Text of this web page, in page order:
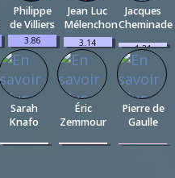
Philippe
de Villiers
3.86
%
(16)
Jean Luc
Mélenchon
3.14
%
(13)
Jacques
Cheminade
1.21
%
Sarah
Knafo
0.48
Éric
Zemmour
0.48
Pierre de
Gaulle
0.24